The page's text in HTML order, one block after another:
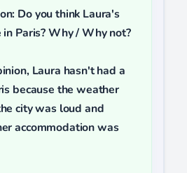
Do you think Laura's
in Paris? Why / Why not?
Laura hasn't had a
because the weather
city was loud and
accommodation was